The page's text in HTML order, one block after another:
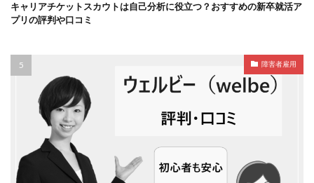
キャリアチケットスカウトは自己分析に役立つ？おすすめの新卒就活ア
プリの評判や口コミ
障害者雇用